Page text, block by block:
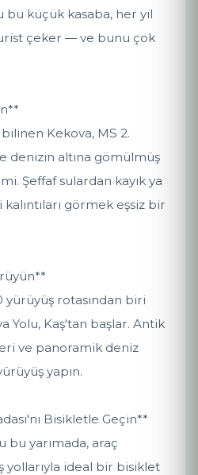
küçük kasaba, her yıl
çeker — ve bunu çok
Kekova, MS 2.
denizin altına gömülmüş
Şeffaf sulardan kayık ya
görmek eşsiz bir
yürüyüş rotasından biri
Yolu, Kaş'tan başlar. Antik
ve panoramik deniz
yapın.
Bisikletle Geçin**
yarımada, araç
yollarıyla ideal bir bisiklet